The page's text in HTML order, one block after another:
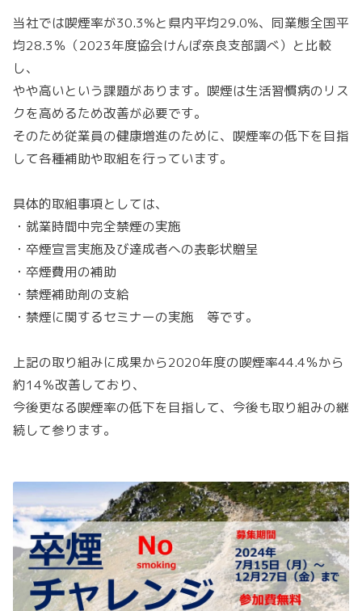
当社では喫煙率が30.3%と県内平均29.0%、同業態全国平
均28.3％（2023年度協会けんぽ奈良支部調べ）と比較
し、
やや高いという課題があります。喫煙は生活習慣病のリス
クを高めるため改善が必要です。
そのため従業員の健康増進のために、喫煙率の低下を目指
して各種補助や取組を行っています。
具体的取組事項としては、
・就業時間中完全禁煙の実施
・卒煙宣言実施及び達成者への表彰状贈呈
・卒煙費用の補助
・禁煙補助剤の支給
・禁煙に関するセミナーの実施 等です。
上記の取り組みに成果から2020年度の喫煙率44.4％から
約14％改善しており、
今後更なる喫煙率の低下を目指して、今後も取り組みの継
続して参ります。